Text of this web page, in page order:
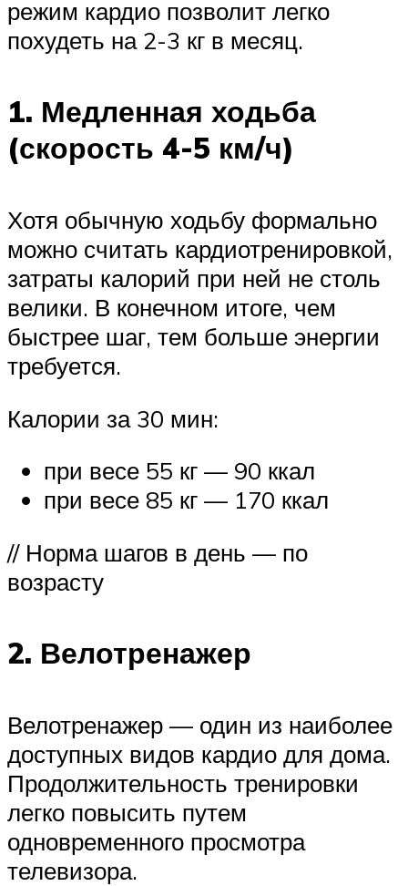
режим кардио позволит легко
похудеть на 2-3 кг в месяц.
1. Медленная ходьба
(скорость 4-5 км/ч)
Хотя обычную ходьбу формально
можно считать кардиотренировкой,
затраты калорий при ней не столь
велики. В конечном итоге, чем
быстрее шаг, тем больше энергии
требуется.
Калории за 30 мин:
при весе 55 кг — 90 ккал
при весе 85 кг — 170 ккал
// Норма шагов в день — по
возрасту
2. Велотренажер
Велотренажер — один из наиболее
доступных видов кардио для дома.
Продолжительность тренировки
легко повысить путем
одновременного просмотра
телевизора.